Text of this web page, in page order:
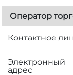
Оператор
Контактное
Электронный
адрес